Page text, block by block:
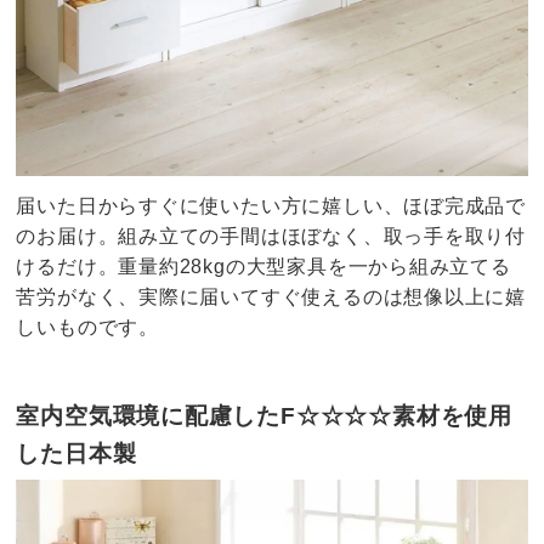
届いた日からすぐに使いたい方に嬉しい、ほぼ完成品で
のお届け。組み立ての手間はほぼなく、取っ手を取り付
けるだけ。重量約28kgの大型家具を一から組み立てる
苦労がなく、実際に届いてすぐ使えるのは想像以上に嬉
しいものです。
室内空気環境に配慮したF☆☆☆☆素材を使用
した日本製